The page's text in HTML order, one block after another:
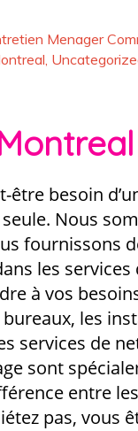
Menager
,
besoin
Nous
fournissons
les
à vos
les
services de
sont
entre
pas, vous